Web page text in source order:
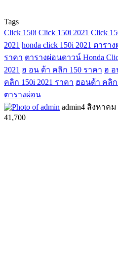
Tags
Click 150i Click 150i 2021 Click
2021 honda click 150i 2021 ตารา
ราคา ตารางผ่อนดาวน์ Honda
2021 ฮ อน ด้า คลิก 150 ราคา ฮ อ
คลิก 150i 2021 ราคา ฮอนด้า คลิก
ตารางผ่อน
admin4 สิงหาคม
41,700